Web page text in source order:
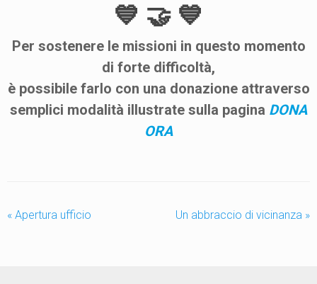
💙 🤝 💙
Per sostenerele missioni in questo momento
di forte difficoltà,
è possibile farlo con una donazione attraverso
semplici modalità illustrate sulla pagina DONA
ORA
« Apertura ufficio Un abbraccio di vicinanza »